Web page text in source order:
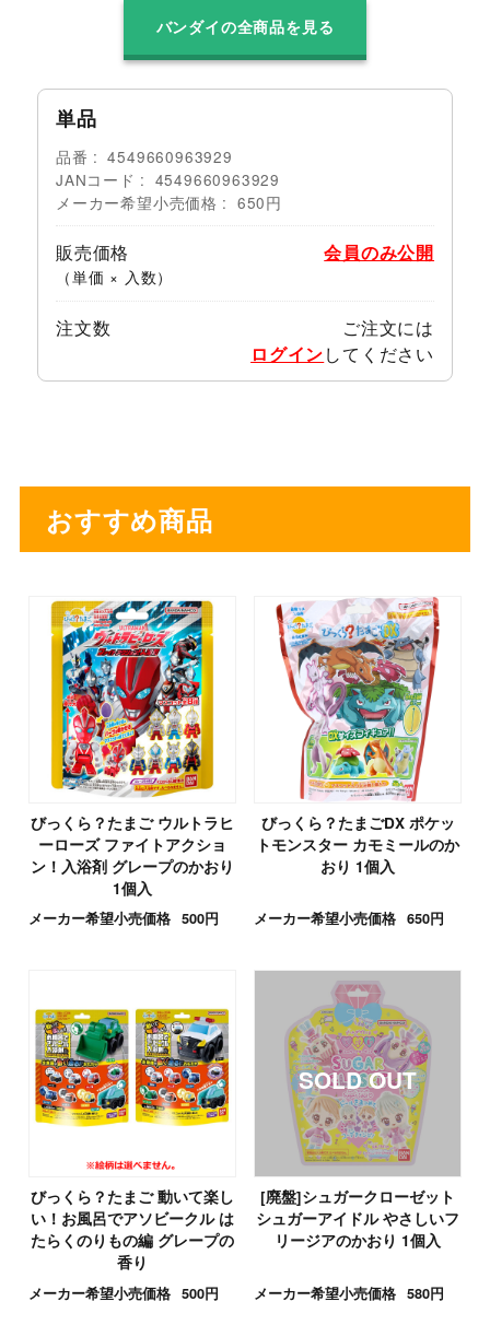
バンダイの全商品を見る
単品
品番
4549660963929
JANコード
4549660963929
メーカー希望小売価格
650円
販売価格
（単価 × 入数）
会員のみ公開
注文数
ご注文には
ログインしてください
おすすめ商品
びっくら？たまご ウルトラヒ
ーローズ ファイトアクショ
ン！入浴剤 グレープのかおり
1個入
メーカー希望小売価格 500円
びっくら？たまごDX ポケッ
トモンスター カモミールのか
おり 1個入
メーカー希望小売価格 650円
びっくら？たまご 動いて楽し
い！お風呂でアソビークル は
たらくのりもの編 グレープの
香り
メーカー希望小売価格 500円
[廃盤]シュガークローゼット
シュガーアイドル やさしいフ
リージアのかおり 1個入
メーカー希望小売価格 580円